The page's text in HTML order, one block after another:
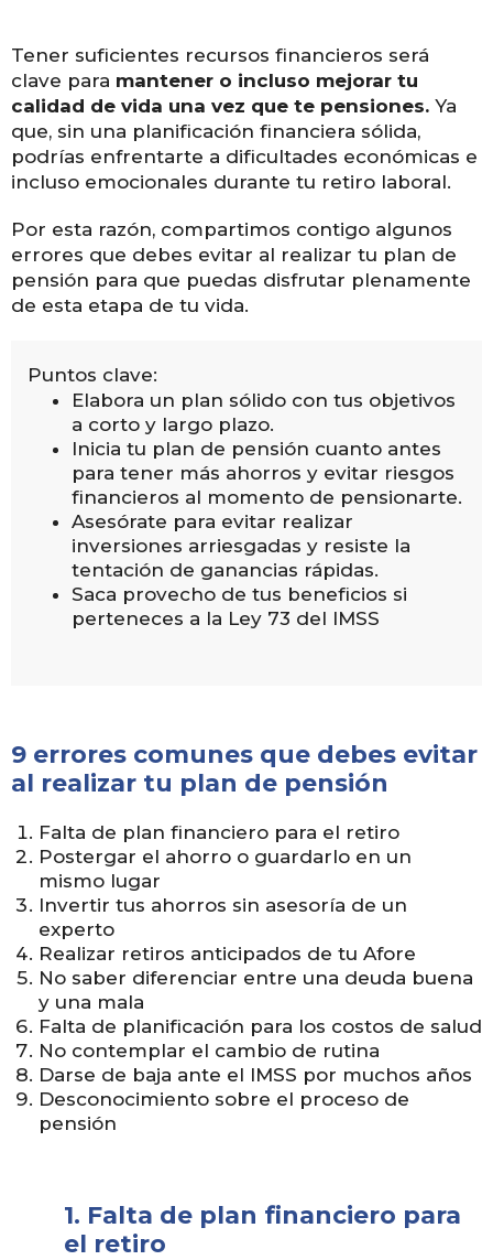
Tener suficientes recursos financieros será
clave para mantener o incluso mejorar tu
calidad de vida una vez que te pensiones. Ya
que, sin una planificación financiera sólida,
podrías enfrentarte a dificultades económicas e
incluso emocionales durante tu retiro laboral.
Por esta razón, compartimos contigo algunos
errores que debes evitar al realizar tu plan de
pensión para que puedas disfrutar plenamente
de esta etapa de tu vida.
Puntos clave:
Elabora un plan sólido con tus objetivos
a corto y largo plazo.
Inicia tu plan de pensión cuanto antes
para tener más ahorros y evitar riesgos
financieros al momento de pensionarte.
Asesórate para evitar realizar
inversiones arriesgadas y resiste la
tentación de ganancias rápidas.
Saca provecho de tus beneficios si
perteneces a la Ley 73 del IMSS
9 errores comunes que debes evitar
al realizar tu plan de pensión
Falta de plan financiero para el retiro
Postergar el ahorro o guardarlo en un
mismo lugar
Invertir tus ahorros sin asesoría de un
experto
Realizar retiros anticipados de tu Afore
No saber diferenciar entre una deuda buena
y una mala
Falta de planificación para los costos de salud
No contemplar el cambio de rutina
Darse de baja ante el IMSS por muchos años
Desconocimiento sobre el proceso de
pensión
1. Falta de plan financiero para
el retiro